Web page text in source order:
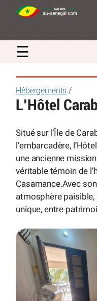
☰
Hébergements /
L’Hôtel
Situé sur l’Île de
l’embarcadère,
une ancienne
véritable témoin de
Casamance.Avec
atmosphère
unique, entre